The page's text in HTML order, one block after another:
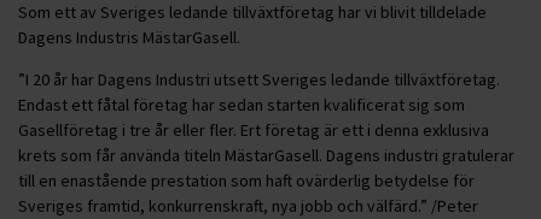
Som ett av Sveriges ledande tillväxtföretag har vi blivit tilldelade
Dagens Industris MästarGasell.
”I 20 år har Dagens Industri utsett Sveriges ledande tillväxtföretag.
Endast ett fåtal företag har sedan starten kvalificerat sig som
Gasellföretag i tre år eller fler. Ert företag är ett i denna exklusiva
krets som får använda titeln MästarGasell. Dagens industri gratulerar
till en enastående prestation som haft ovärderlig betydelse för
Sveriges framtid, konkurrenskraft, nya jobb och välfärd.” /Peter